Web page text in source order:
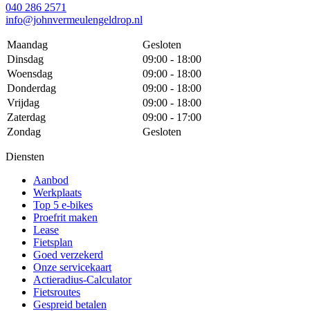
040 286 2571
info@johnvermeulengeldrop.nl
Maandag
Gesloten
Dinsdag
09:00 - 18:00
Woensdag
09:00 - 18:00
Donderdag
09:00 - 18:00
Vrijdag
09:00 - 18:00
Zaterdag
09:00 - 17:00
Zondag
Gesloten
Diensten
Aanbod
Werkplaats
Top 5 e-bikes
Proefrit maken
Lease
Fietsplan
Goed verzekerd
Onze servicekaart
Actieradius-Calculator
Fietsroutes
Gespreid betalen